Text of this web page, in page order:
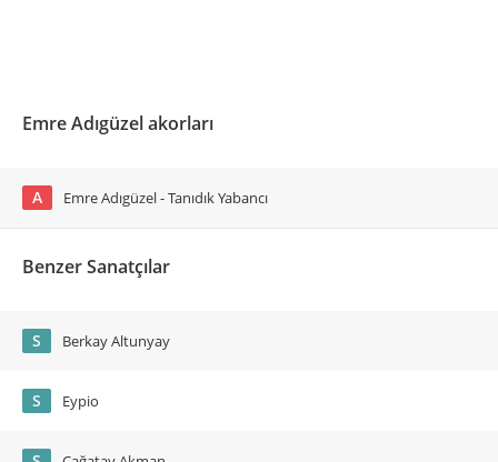
Emre Adıgüzel akorları
A Emre Adıgüzel - Tanıdık Yabancı
Benzer Sanatçılar
S Berkay Altunyay
S Eypio